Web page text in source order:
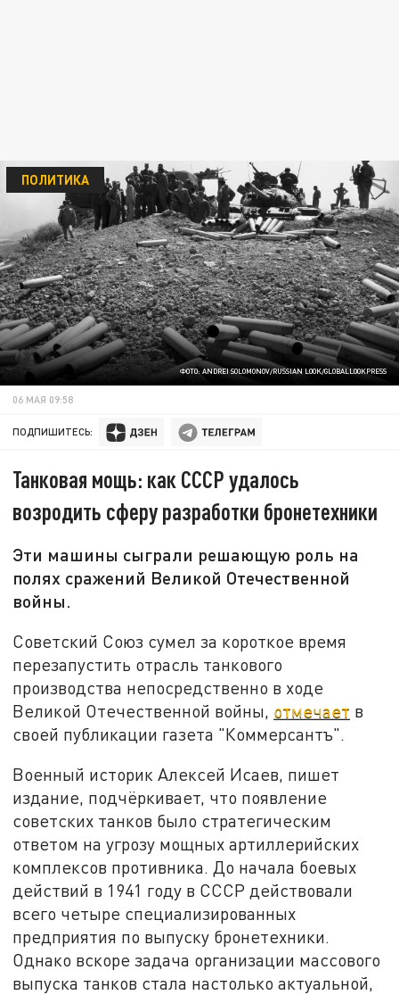
ФОТО: ANDREI SOLOMONOV/RUSSIAN LOOK/GLOBALLOOKPRESS
ПОЛИТИКА
06 МАЯ 09:58
ПОДПИШИТЕСЬ:
Танковая мощь: как СССР удалось
возродить сферу разработки бронетехники
Эти машины сыграли решающую роль на
полях сражений Великой Отечественной
войны.
Советский Союз сумел за короткое время
перезапустить отрасль танкового
производства непосредственно в ходе
Великой Отечественной войны, отмечает в
своей публикации газета "Коммерсантъ".
Военный историк Алексей Исаев, пишет
издание, подчёркивает, что появление
советских танков было стратегическим
ответом на угрозу мощных артиллерийских
комплексов противника. До начала боевых
действий в 1941 году в СССР действовали
всего четыре специализированных
предприятия по выпуску бронетехники.
Однако вскоре задача организации массового
выпуска танков стала настолько актуальной,